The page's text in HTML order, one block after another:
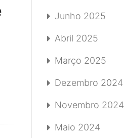
Junho 2025
Abril 2025
Março 2025
Dezembro 2024
Novembro 2024
Maio 2024